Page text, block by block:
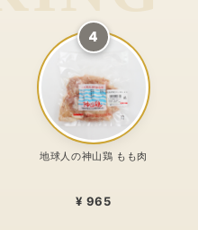
4
地球人の神山鶏 もも肉
¥ 965